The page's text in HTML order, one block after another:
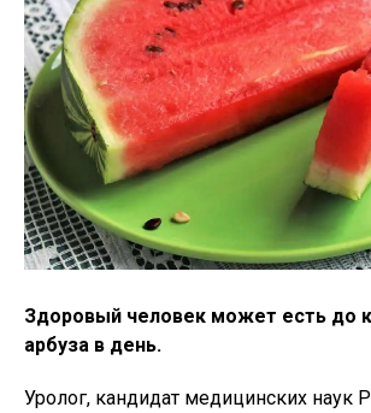
Здоровый человек может есть до
арбуза в день.
Уролог, кандидат медицинских наук